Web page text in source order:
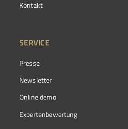
Kontakt
SERVICE
Presse
Newsletter
Online demo
Expertenbewertung